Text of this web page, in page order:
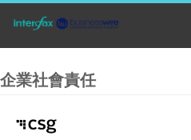
企業社會責任